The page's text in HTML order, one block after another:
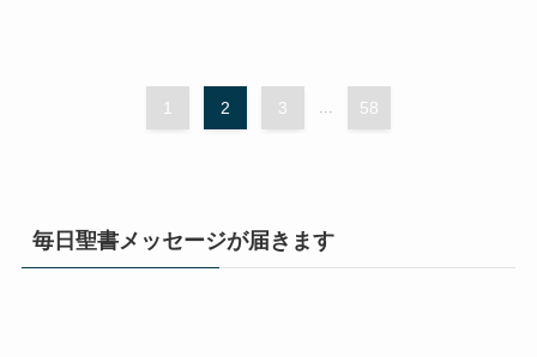
1 2 3 58
毎日聖書メッセージが届きます